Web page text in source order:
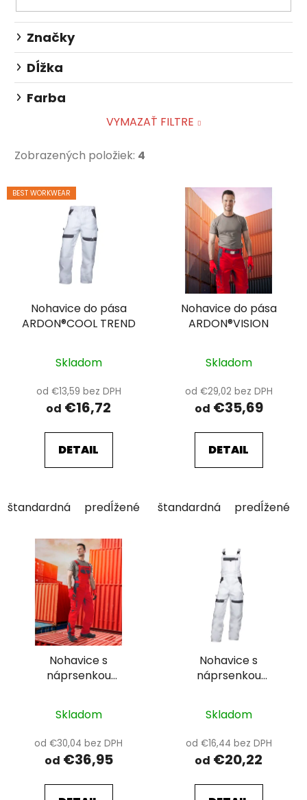
d
u
k
o
Značky
Dĺžka
Farba
VYMAZAŤ FILTRE
Zobrazených položiek: 4
V
ý
BEST WORKWEAR
Nohavice do pása
ARDON®COOL TREND
Skladom
od €13,59 bez DPH
od €16,72
DETAIL
štandardná predĺžené skrátené
Nohavice do pása
ARDON®VISION
Skladom
od €29,02 bez DPH
od €35,69
DETAIL
štandardná predĺžené
Nohavice s
náprsenkou
Skladom
od €30,04 bez DPH
od €36,95
Nohavice s
náprsenkou
Skladom
od €16,44 bez DPH
od €20,22